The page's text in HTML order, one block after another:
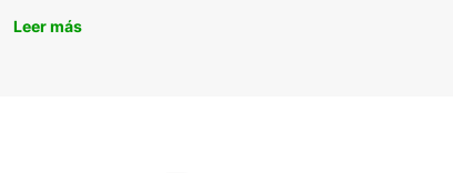
Leer más